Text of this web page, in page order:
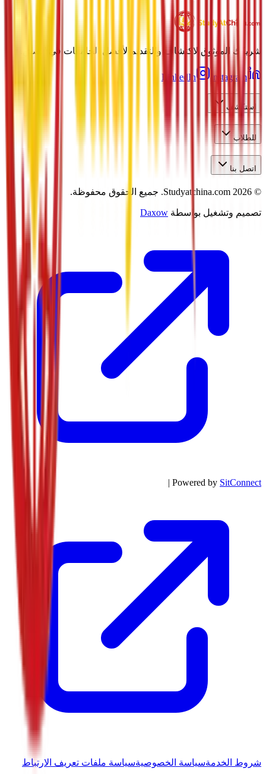
شريكك الموثوق لاكتشاف والتقديم لأفضل الجامعات في الصين.
LinkedIn Instagram
استكشف
للطلاب
اتصل بنا
©
2026 جميع الحقوق محفوظة.
تصميم وتشغيل بواسطة Daxow
| Powered by SitConnect
شروط الخدمةسياسة الخصوصيةسياسة ملفات تعريف الارتباط